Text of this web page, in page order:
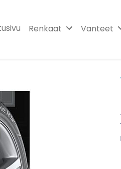
Renkaat Vanteet